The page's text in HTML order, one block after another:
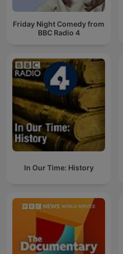
Friday Night Comedy from
BBC Radio 4
In Our Time: History